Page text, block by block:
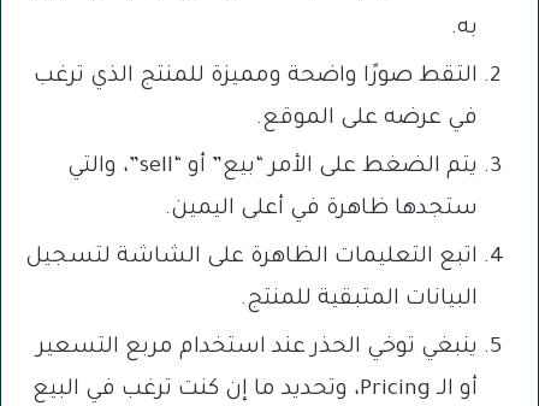
به.
التقط صورًا واضحة ومميزة للمنتج الذي ترغب
في عرضه على الموقع.
يتم الضغط على الأمر “بيع” أو “sell”، والتي
ستجدها ظاهرة في أعلى اليمين.
اتبع التعليمات الظاهرة على الشاشة لتسجيل
البيانات المتبقية للمنتج.
ينبغي توخي الحذر عند استخدام مربع التسعير
أو الـ Pricing، وتحديد ما إن كنت ترغب في البيع